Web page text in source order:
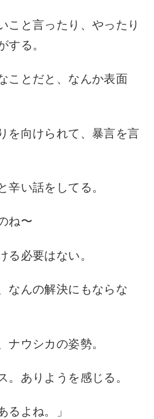
こと言ったり、 やったり
する。
ことだと、 なんか表面
を向けられて、 暴言を言
辛い話をしてる。
ね〜
る必要はない。
なんの解決にもならな
ナウシカの姿勢。
。 ありようを感じる。
るよね。」